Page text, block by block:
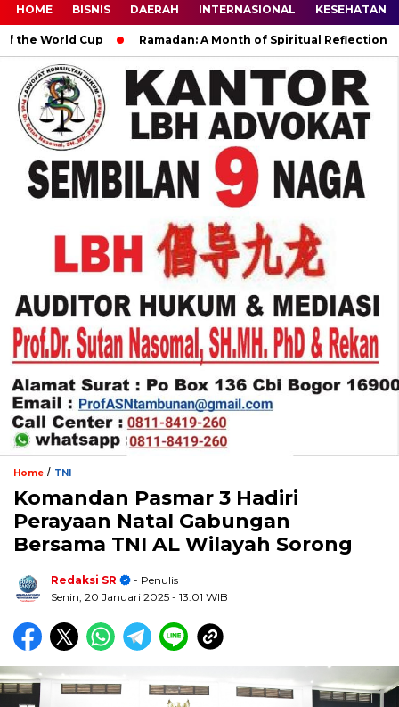
HOME BISNIS DAERAH INTERNASIONAL KESEHATAN
Cup Ramadan: A Month of Spiritual Reflection, Devotion,
Home / TNI
Komandan Pasmar 3 Hadiri
Perayaan Natal Gabungan
Bersama TNI AL Wilayah Sorong
Redaksi SR
- Penulis
Senin, 20 Januari 2025 - 13:01 WIB